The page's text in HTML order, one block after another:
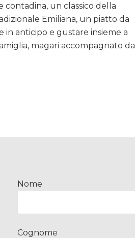
umido
con
cipolle
stufate
(ganassini
contadina, un classico della
Emiliana, un piatto da
in anticipo e gustare insieme a
magari accompagnato da
Nome
Cognome